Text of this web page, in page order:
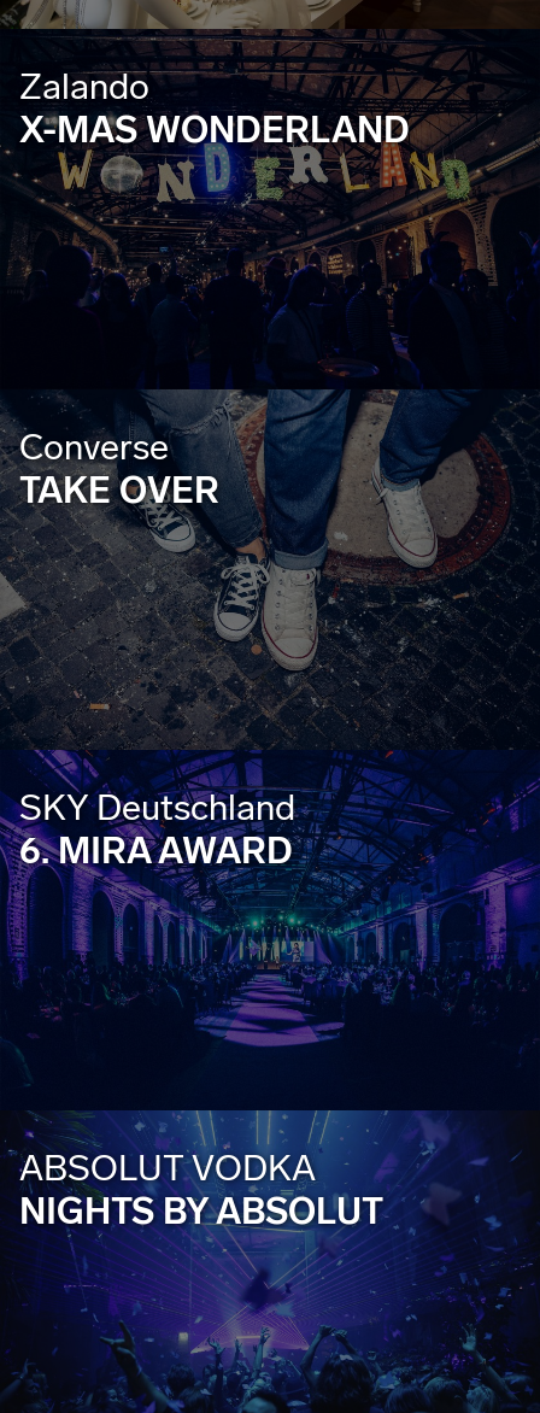
Zalando
X-MAS WONDERLAND
Converse
TAKE OVER
SKY Deutschland
6. MIRA AWARD
ABSOLUT VODKA
NIGHTS BY ABSOLUT